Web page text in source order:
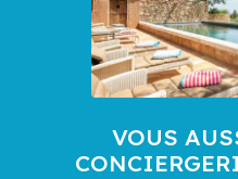
VOUS